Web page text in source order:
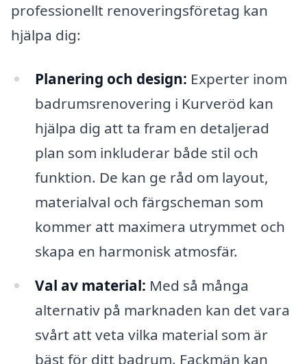
professionellt renoveringsföretag kan
hjälpa dig:
Planering och design: Experter inom
badrumsrenovering i Kurveröd kan
hjälpa dig att ta fram en detaljerad
plan som inkluderar både stil och
funktion. De kan ge råd om layout,
materialval och färgscheman som
kommer att maximera utrymmet och
skapa en harmonisk atmosfär.
Val av material: Med så många
alternativ på marknaden kan det vara
svårt att veta vilka material som är
bäst för ditt badrum. Fackmän kan